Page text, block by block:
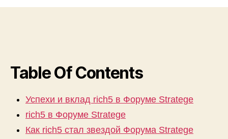
Table Of Contents
Успехи и вклад rich5 в Форуме Stratege
rich5 в Форуме Stratege
Как rich5 стал звездой Форума Stratege